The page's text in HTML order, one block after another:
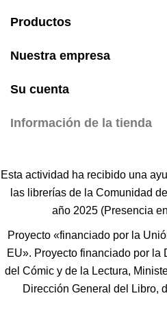
Productos
Nuestra empresa
Su cuenta
Información de la tienda
Esta actividad ha recibido una
las librerías de la Comunidad
año 2025 (Presencia
Proyecto «financiado por la
EU». Proyecto financiado por la
del Cómic y de la Lectura,
Dirección General del Libro,